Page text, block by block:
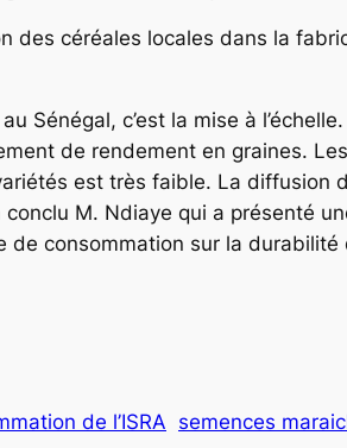
des céréales locales dans la
c’est la mise à
de rendement en graines.
est très faible. La diffusion
M. Ndiaye qui a présenté
consommation sur la
de l’ISRA semences